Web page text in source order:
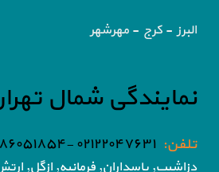
البرز - کرج - مهرشهر
نمایندگی شمال
تلفن: ۰۲۱۲۲۰۴۷۶۳۱ -۰۲۱۸۶۰۵۱۸۵۴
دزاشیب, پاسداران, فرمانیه, ازگل,